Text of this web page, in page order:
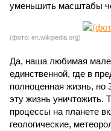
уменьшить масштабы
(фото: en.wikipedia.org)
Да, наша любимая
единственной, где в
полноценная жизнь, но
эту жизнь уничтожить.
процессы на планете
геологические,